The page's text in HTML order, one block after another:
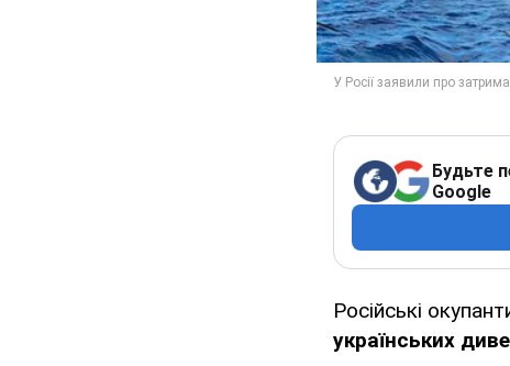
Будьте
Google
Російські
українських